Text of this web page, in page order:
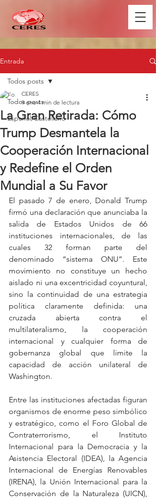
Entrada
Todos posts
Español/Castellano
Todos posts
La Gran Retirada: Cómo
Trump Desmantela la
Cooperación Internacional
y Redefine el Orden
Mundial a Su Favor
CERES
9 ene 4 min de lectura
El pasado 7 de enero, Donald Trump
firmó una declaración que anunciaba la
salida de Estados Unidos de 66
instituciones internacionales, de las
cuales 32 forman parte del
denominado “sistema ONU”. Este
movimiento no constituye un hecho
aislado ni una excentricidad coyuntural,
sino la continuidad de una estrategia
política claramente definida: una
cruzada abierta contra el
multilateralismo, la cooperación
internacional y cualquier forma de
gobernanza global que limite la
capacidad de acción unilateral de
Washington.
Entre las instituciones afectadas figuran
organismos de enorme peso simbólico
y estratégico, como el Foro Global de
Contraterrorismo, el Instituto
Internacional para la Democracia y la
Asistencia Electoral (IDEA), la Agencia
Internacional de Energías Renovables
(IRENA), la Unión Internacional para la
Conservación de la Naturaleza (UICN),